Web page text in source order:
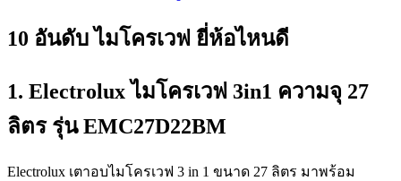
10 อันดับ ไมโครเวฟ ยี่ห้อไหนดี
1. Electrolux ไมโครเวฟ 3in1 ความจุ 27
ลิตร รุ่น EMC27D22BM
Electrolux เตาอบไมโครเวฟ 3 in 1 ขนาด 27 ลิตร มาพร้อม